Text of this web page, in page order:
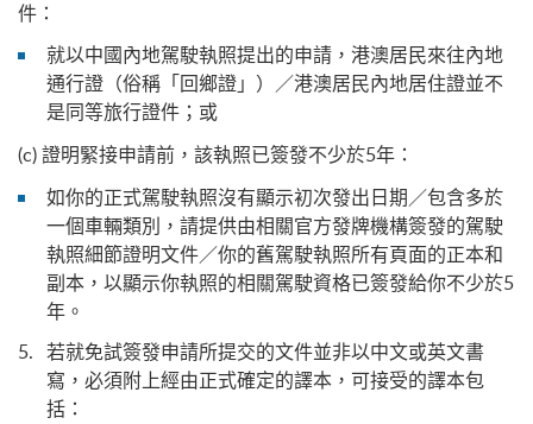
件：
就以中國內地駕駛執照提出的申請，港澳居民來往內地
通行證（俗稱「回鄉證」）／港澳居民內地居住證並不
是同等旅行證件；或
(c) 證明緊接申請前，該執照已簽發不少於5年：
如你的正式駕駛執照沒有顯示初次發出日期／包含多於
一個車輛類別，請提供由相關官方發牌機構簽發的駕駛
執照細節證明文件／你的舊駕駛執照所有頁面的正本和
副本，以顯示你執照的相關駕駛資格已簽發給你不少於5
年。
若就免試簽發申請所提交的文件並非以中文或英文書
寫，必須附上經由正式確定的譯本，可接受的譯本包
括：